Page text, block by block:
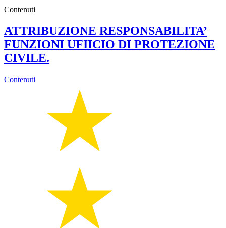
Contenuti
ATTRIBUZIONE RESPONSABILITA’
FUNZIONI UFIICIO DI PROTEZIONE
CIVILE.
Contenuti